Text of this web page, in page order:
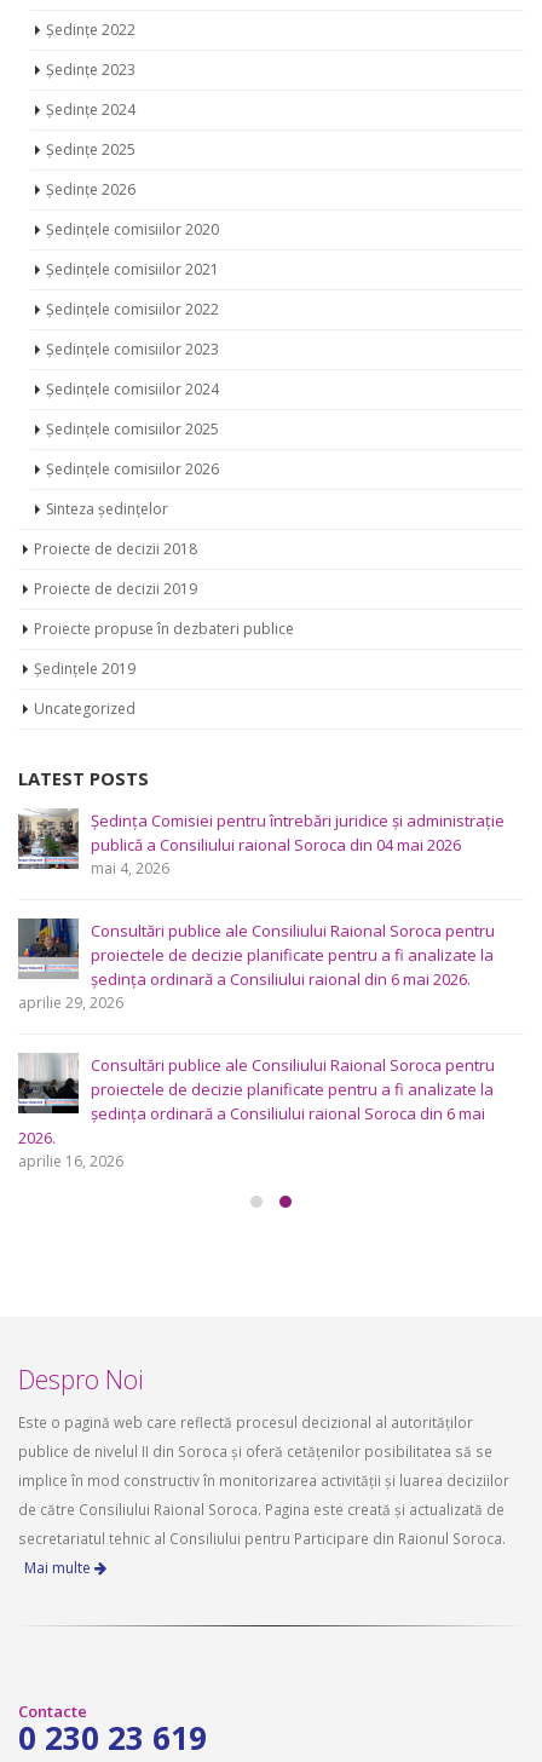
Ședințe 2022
Ședințe 2023
Ședințe 2024
Ședințe 2025
Ședințe 2026
Ședințele comisiilor 2020
Ședințele comisiilor 2021
Ședințele comisiilor 2022
Ședințele comisiilor 2023
Ședințele comisiilor 2024
Ședințele comisiilor 2025
Ședințele comisiilor 2026
Sinteza ședințelor
Proiecte de decizii 2018
Proiecte de decizii 2019
Proiecte propuse în dezbateri publice
Ședințele 2019
Uncategorized
LATEST POSTS
Ședința Comisiei pentru întrebări juridice şi administraţie
publică a Consiliului raional Soroca din 04 mai 2026
mai 4, 2026
Consultări publice ale Consiliului Raional Soroca pentru
proiectele de decizie planificate pentru a fi analizate la
ședința ordinară a Consiliului raional din 6 mai 2026.
aprilie 29, 2026
Consultări publice ale Consiliului Raional Soroca pentru
proiectele de decizie planificate pentru a fi analizate la
ședința ordinară a Consiliului raional Soroca din 6 mai
2026.
aprilie 16, 2026
Despro Noi
Este o pagină web care reflectă procesul decizional al autorităților
publice de nivelul II din Soroca și oferă cetățenilor posibilitatea să se
implice în mod constructiv în monitorizarea activității și luarea deciziilor
de către Consiliului Raional Soroca. Pagina este creată și actualizată de
secretariatul tehnic al Consiliului pentru Participare din Raionul Soroca.
Mai multe
Contacte
0 230 23 619